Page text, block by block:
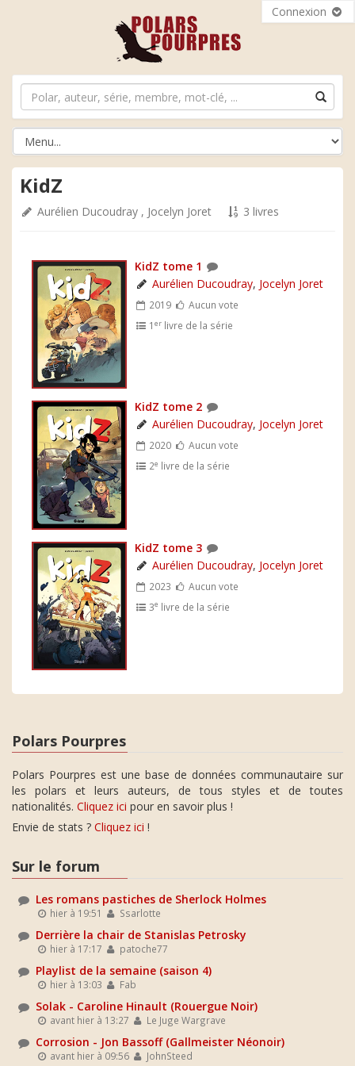
Connexion
KidZ
Aurélien Ducoudray , Jocelyn Joret 3 livres
KidZ tome 1
Aurélien Ducoudray, Jocelyn Joret
2019
Aucun vote
1er livre de la série
KidZ tome 2
Aurélien Ducoudray, Jocelyn Joret
2020
Aucun vote
2e livre de la série
KidZ tome 3
Aurélien Ducoudray, Jocelyn Joret
2023
Aucun vote
3e livre de la série
Polars Pourpres
Polars Pourpres est une base de données communautaire sur
les polars et leurs auteurs, de tous styles et de toutes
nationalités. Cliquez ici pour en savoir plus !
Envie de stats ? Cliquez ici !
Sur le forum
Les romans pastiches de Sherlock Holmes
hier à 19:51 Ssarlotte
Derrière la chair de Stanislas Petrosky
hier à 17:17 patoche77
Playlist de la semaine (saison 4)
hier à 13:03 Fab
Solak - Caroline Hinault (Rouergue Noir)
avant hier à 13:27 Le Juge Wargrave
Corrosion - Jon Bassoff (Gallmeister Néonoir)
avant hier à 09:56 JohnSteed